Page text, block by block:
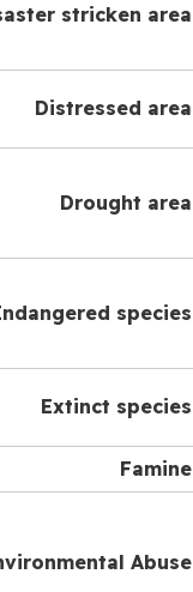
stricken area
Distressed area
Drought area
species
Extinct species
Famine
Abuse